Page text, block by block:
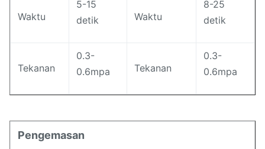
Waktu
5-15
detik
Waktu
8-25
detik
Tekanan
0.3-
0.6mpa
Tekanan
0.3-
0.6mpa
Pengemasan